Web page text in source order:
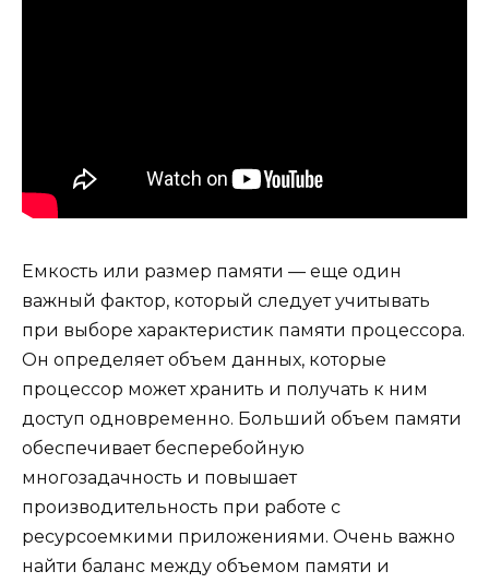
Емкость или размер памяти — еще один
важный фактор, который следует учитывать
при выборе характеристик памяти процессора.
Он определяет объем данных, которые
процессор может хранить и получать к ним
доступ одновременно. Больший объем памяти
обеспечивает бесперебойную
многозадачность и повышает
производительность при работе с
ресурсоемкими приложениями. Очень важно
найти баланс между объемом памяти и